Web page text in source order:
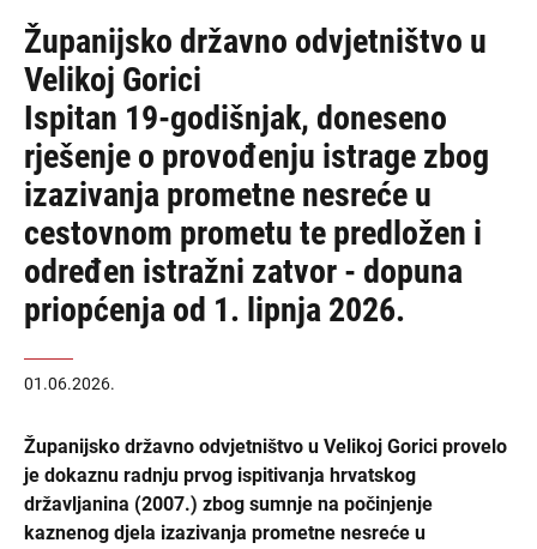
Županijsko državno odvjetništvo u
Velikoj Gorici
Ispitan 19-godišnjak, doneseno
rješenje o provođenju istrage zbog
izazivanja prometne nesreće u
cestovnom prometu te predložen i
određen istražni zatvor - dopuna
priopćenja od 1. lipnja 2026.
01.06.2026.
Županijsko državno odvjetništvo u Velikoj Gorici provelo
je dokaznu radnju prvog ispitivanja hrvatskog
državljanina (2007.) zbog sumnje na počinjenje
kaznenog djela izazivanja prometne nesreće u